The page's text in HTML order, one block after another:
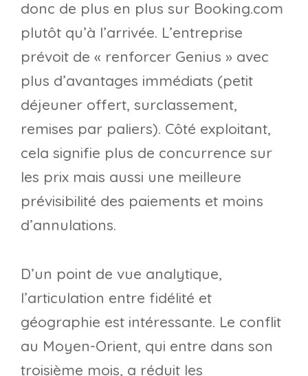
donc de plus en plus sur Booking.com
plutôt qu’à l’arrivée. L’entreprise
prévoit de « renforcer Genius » avec
plus d’avantages immédiats (petit
déjeuner offert, surclassement,
remises par paliers). Côté exploitant,
cela signifie plus de concurrence sur
les prix mais aussi une meilleure
prévisibilité des paiements et moins
d’annulations.
D’un point de vue analytique,
l’articulation entre fidélité et
géographie est intéressante. Le conflit
au Moyen-Orient, qui entre dans son
troisième mois, a réduit les